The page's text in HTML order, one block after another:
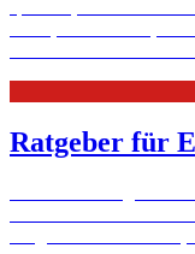
Ratgeber für